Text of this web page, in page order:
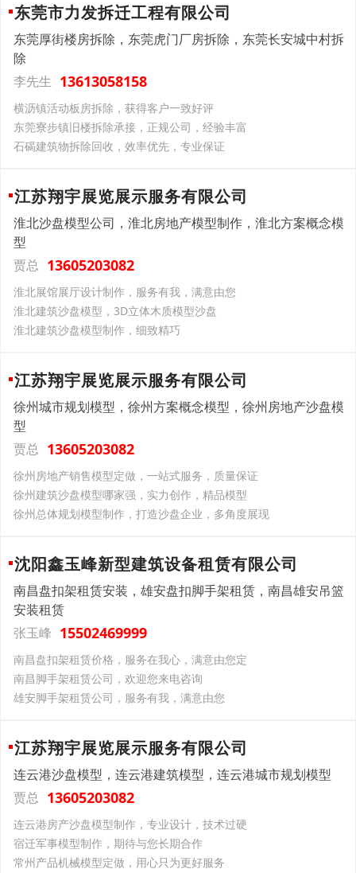
东莞市力发拆迁工程有限公司
东莞厚街楼房拆除，东莞虎门厂房拆除，东莞长安城中村拆
除
李先生 13613058158
横沥镇活动板房拆除，获得客户一致好评
东莞寮步镇旧楼拆除承接，正规公司，经验丰富
石碣建筑物拆除回收，效率优先，专业保证
江苏翔宇展览展示服务有限公司
淮北沙盘模型公司，淮北房地产模型制作，淮北方案概念模
型
贾总 13605203082
淮北展馆展厅设计制作，服务有我，满意由您
淮北建筑沙盘模型，3D立体木质模型沙盘
淮北建筑沙盘模型制作，细致精巧
江苏翔宇展览展示服务有限公司
徐州城市规划模型，徐州方案概念模型，徐州房地产沙盘模
型
贾总 13605203082
徐州房地产销售模型定做，一站式服务，质量保证
徐州建筑沙盘模型哪家强，实力创作，精品模型
徐州总体规划模型制作，打造沙盘企业，多角度展现
沈阳鑫玉峰新型建筑设备租赁有限公司
南昌盘扣架租赁安装，雄安盘扣脚手架租赁，南昌雄安吊篮
安装租赁
张玉峰 15502469999
南昌盘扣架租赁价格，服务在我心，满意由您定
南昌脚手架租赁公司，欢迎您来电咨询
雄安脚手架租赁公司，服务有我，满意由您
江苏翔宇展览展示服务有限公司
连云港沙盘模型，连云港建筑模型，连云港城市规划模型
贾总 13605203082
连云港房产沙盘模型制作，专业设计，技术过硬
宿迁军事模型制作，期待与您长期合作
常州产品机械模型定做，用心只为更好服务